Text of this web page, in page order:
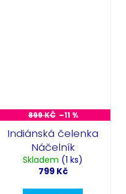
899 KČ –11 %
Indiánská čelenka
Náčelník
Skladem (1 ks)
799 Kč